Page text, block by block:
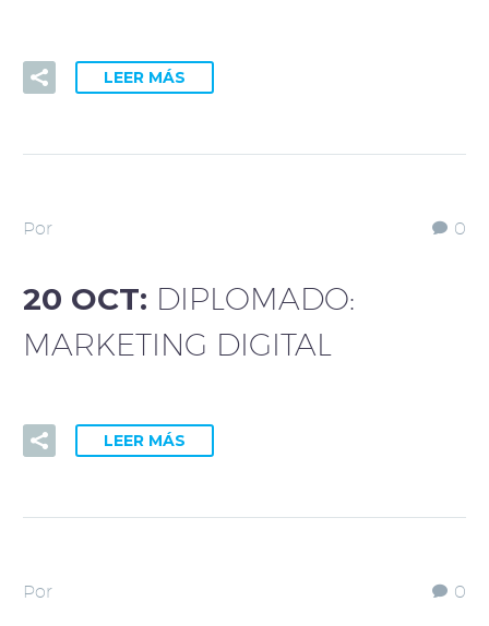
LEER MÁS
0
Por
20 OCT: DIPLOMADO:
MARKETING DIGITAL
LEER MÁS
0
Por